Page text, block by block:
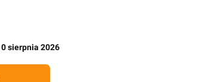
sierpnia 2026